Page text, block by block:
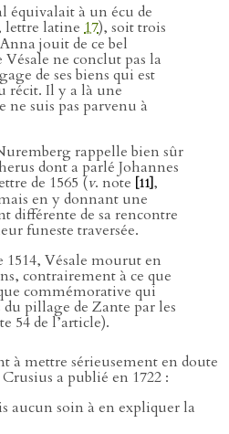
à un écu de
lettre latine 17), soit trois
jouit de ce bel
Vésale ne conclut pas la
de ses biens qui est
récit. Il y a là une
ne suis pas parvenu à
rappelle bien sûr
dont a parlé Johannes
de 1565 (v. note [11] ,
en y donnant une
différente de sa rencontre
funeste traversée.
1514, Vésale mourut en
contrairement à ce que
commémorative qui
pillage de Zante par les
54 de l’article).
à mettre sérieusement en doute
a publié en 1722 :
aucun soin à en expliquer la